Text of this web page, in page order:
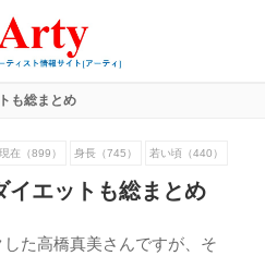
も総まとめ
現在（899） 身長（745） 若い頃（440）
イエットも総まとめ
た高橋真美さんですが、そ